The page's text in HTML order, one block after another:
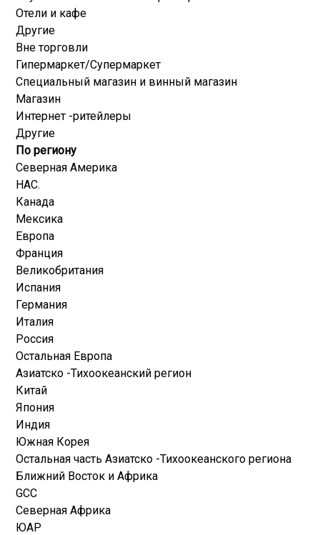
Отели и кафе
Другие
Вне торговли
Гипермаркет/Супермаркет
Специальный магазин и винный магазин
Магазин
Интернет -ритейлеры
Другие
По региону
Северная Америка
НАС.
Канада
Мексика
Европа
Франция
Великобритания
Испания
Германия
Италия
Россия
Остальная Европа
Азиатско -Тихоокеанский регион
Китай
Япония
Индия
Южная Корея
Остальная часть Азиатско -Тихоокеанского региона
Ближний Восток и Африка
GCC
Северная Африка
ЮАР